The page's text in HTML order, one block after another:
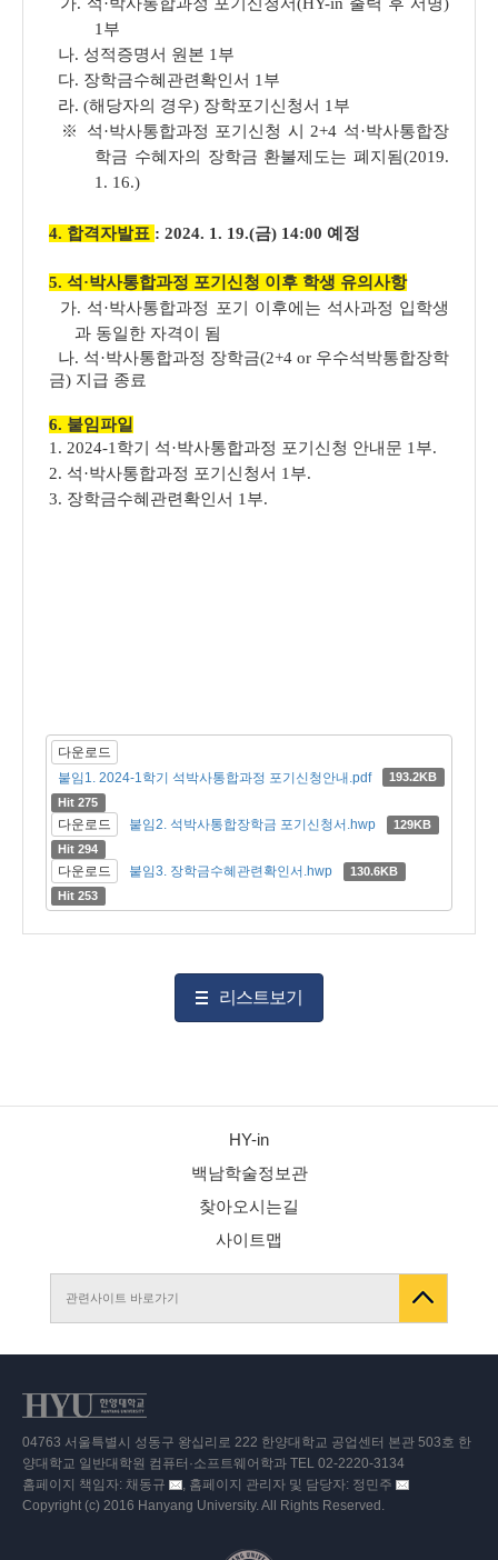
1부
나. 성적증명서 원본 1부
다. 장학금수혜관련확인서 1부
라. (해당자의 경우) 장학포기신청서 1부
※ 석·박사통합과정 포기신청 시 2+4 석·박사통합장
학금 수혜자의 장학금 환불제도는 폐지됨(2019.
1. 16.)
4. 합격자발표 : 2024. 1. 19.(금) 14:00 예정
5. 석·박사통합과정 포기신청 이후 학생 유의사항
가. 석·박사통합과정 포기 이후에는 석사과정 입학생
과 동일한 자격이 됨
나. 석·박사통합과정 장학금(2+4 or 우수석박통합장학
금) 지급 종료
6. 붙임파일
1. 2024-1학기 석·박사통합과정 포기신청 안내문 1부.
2. 석·박사통합과정 포기신청서 1부.
3. 장학금수혜관련확인서 1부.
다운로드
붙임1. 2024-1학기 석박사통합과정 포기신청안내.pdf
193.2KB
Hit 275
다운로드 붙임2. 석박사통합장학금 포기신청서.hwp
129KB
Hit 294
다운로드 붙임3. 장학금수혜관련확인서.hwp
130.6KB
Hit 253
리스트보기
HY-in
백남학술정보관
찾아오시는길
사이트맵
04763 서울특별시 성동구 왕십리로 222 한양대학교 공업센터 본관 503호 한
양대학교 일반대학원 컴퓨터·소프트웨어학과 TEL 02-2220-3134
홈페이지 책임자: 채동규 이
메
, 홈페이지 관리자 및 담당자: 정민주 이
Copyright (c) 2016 Hanyang University. All Rights Reserved.
관련사이트 바로가기